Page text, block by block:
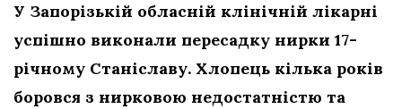
У Запорізькій обласній клінічній лікарні
успішно виконали пересадку нирки 17-
річному Станіславу. Хлопець кілька років
боровся з нирковою недостатністю та